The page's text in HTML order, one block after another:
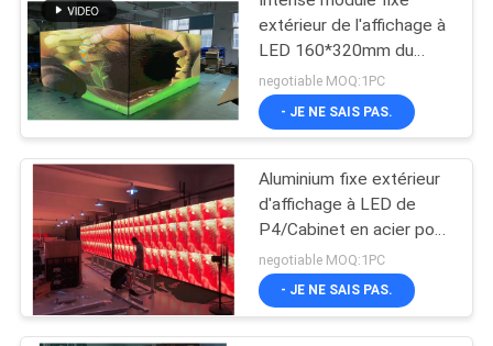
POLICY
extérieur de l'affichage à
LED 160*320mm du
luminosité P5 RVB
negotiable MOQ:1PC
- JE NE SAIS PAS.
Aluminium fixe extérieur
d'affichage à LED de
P4/Cabinet en acier pour
la plaza
negotiable MOQ:1PC
- JE NE SAIS PAS.